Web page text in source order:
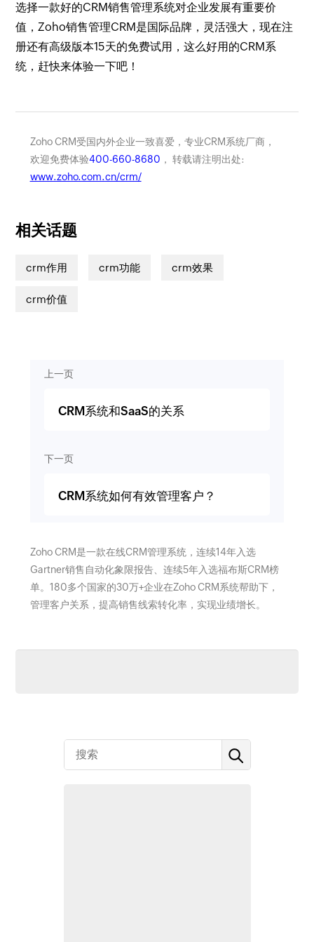
选择一款好的CRM销售管理系统对企业发展有重要价
值，Zoho销售管理CRM是国际品牌，灵活强大，现在注
册还有高级版本15天的免费试用，这么好用的CRM系
统，赶快来体验一下吧！
Zoho CRM受国内外企业一致喜爱，专业CRM系统厂商，
欢迎免费体验400-660-8680 ， 转载请注明出处:
www.zoho.com.cn/crm/
相关话题
crm作用 crm功能 crm效果
crm价值
上一页
CRM系统和SaaS的关系
下一页
CRM系统如何有效管理客户？
Zoho CRM是一款在线CRM管理系统，连续14年入选
Gartner销售自动化象限报告、连续5年入选福布斯CRM榜
单。180多个国家的30万+企业在Zoho CRM系统帮助下，
管理客户关系，提高销售线索转化率，实现业绩增长。